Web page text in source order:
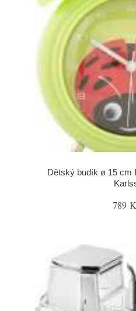
Dětský budík ø 15 cm
789